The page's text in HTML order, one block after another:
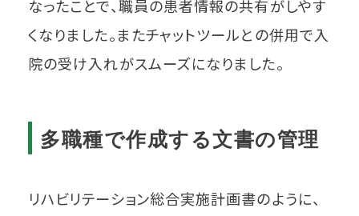
なったことで、職員の患者情報の共有がしやす
くなりました。またチャットツールとの併用で入
院の受け入れがスムーズになりました。
多職種で作成する文書の管理
リハビリテーション総合実施計画書のように、